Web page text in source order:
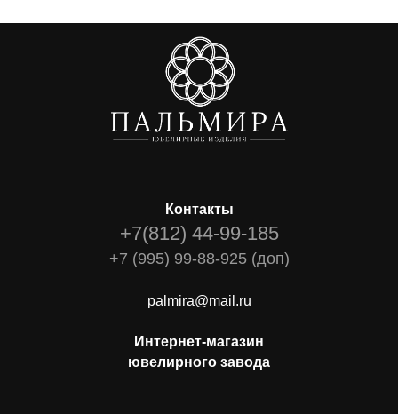
Контакты
+7(812) 44-99-185
+7 (995) 99-88-925 (доп)
palmira@mail.ru
Интернет-магазин
ювелирного завода